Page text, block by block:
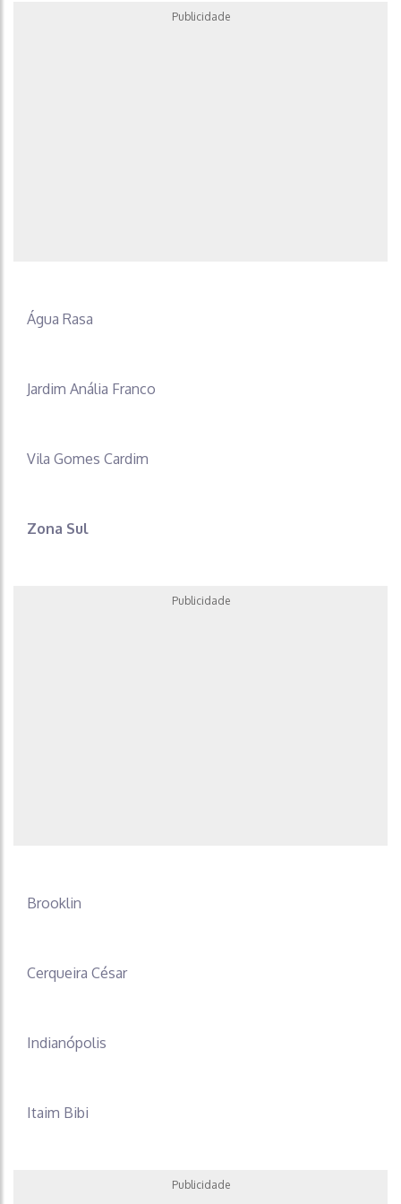
Publicidade
Água Rasa
Jardim Anália Franco
Vila Gomes Cardim
Zona Sul
Publicidade
Brooklin
Cerqueira César
Indianópolis
Itaim Bibi
Publicidade